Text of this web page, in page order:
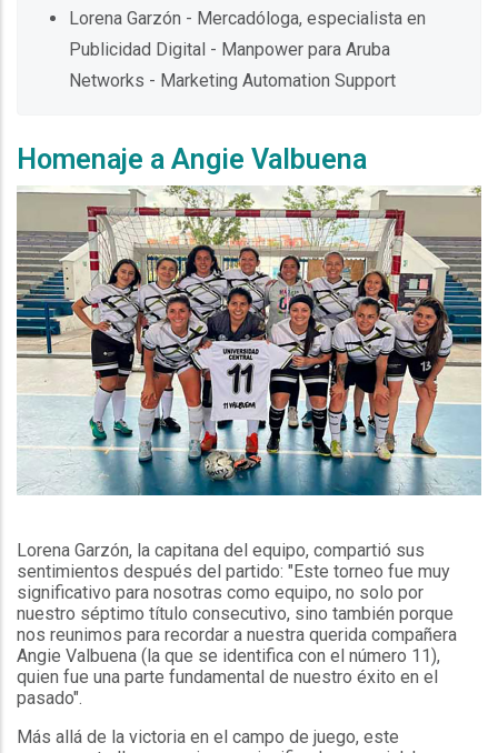
Lorena Garzón - Mercadóloga, especialista en
Publicidad Digital - Manpower para Aruba
Networks - Marketing Automation Support
Homenaje a Angie Valbuena
Lorena Garzón, la capitana del equipo, compartió sus
sentimientos después del partido: "Este torneo fue muy
significativo para nosotras como equipo, no solo por
nuestro séptimo título consecutivo, sino también porque
nos reunimos para recordar a nuestra querida compañera
Angie Valbuena (la que se identifica con el número 11),
quien fue una parte fundamental de nuestro éxito en el
pasado".
Más allá de la victoria en el campo de juego, este